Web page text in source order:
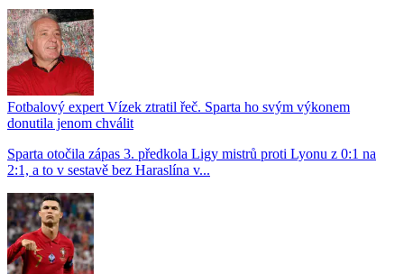
Fotbalový expert Vízek ztratil řeč. Sparta ho svým výkonem
donutila jenom chválit
Sparta otočila zápas 3. předkola Ligy mistrů proti Lyonu z 0:1 na
2:1, a to v sestavě bez Haraslína v...